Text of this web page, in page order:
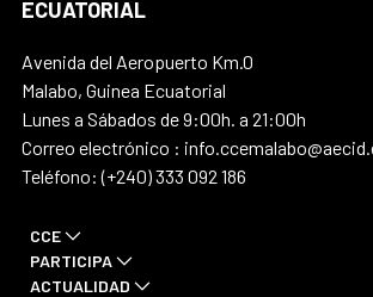
ECUATORIAL
Avenida del Aeropuerto Km.0
Malabo, Guinea Ecuatorial
Lunes a Sábados de 9:00h. a 21:00h
Correo electrónico :
Teléfono: (+240) 333 092 186
CCE
PARTICIPA
ACTUALIDAD